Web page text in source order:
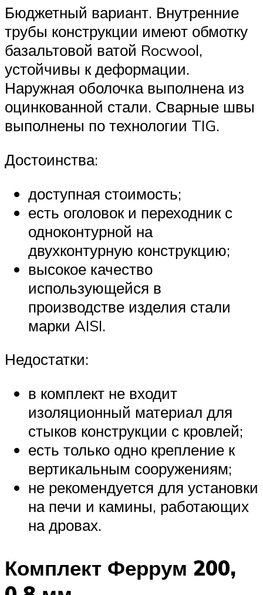
Бюджетный вариант. Внутренние
трубы конструкции имеют обмотку
базальтовой ватой Rocwool,
устойчивы к деформации.
Наружная оболочка выполнена из
оцинкованной стали. Сварные швы
выполнены по технологии TIG.
Достоинства:
доступная стоимость;
есть оголовок и переходник с
одноконтурной на
двухконтурную конструкцию;
высокое качество
использующейся в
производстве изделия стали
марки AISI.
Недостатки:
в комплект не входит
изоляционный материал для
стыков конструкции с кровлей;
есть только одно крепление к
вертикальным сооружениям;
не рекомендуется для установки
на печи и камины, работающих
на дровах.
Комплект Феррум 200,